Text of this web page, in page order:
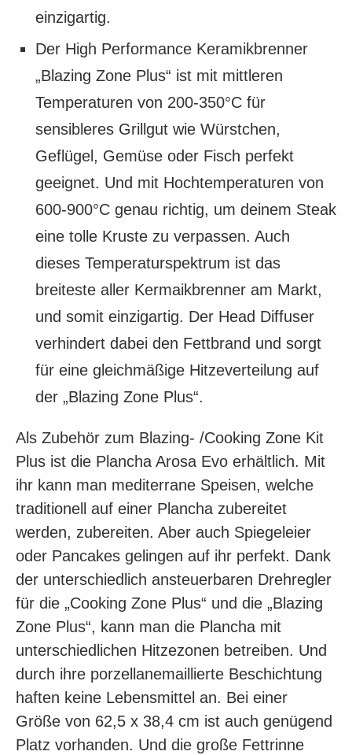
einzigartig.
Der High Performance Keramikbrenner
„Blazing Zone Plus“ ist mit mittleren
Temperaturen von 200-350°C für
sensibleres Grillgut wie Würstchen,
Geflügel, Gemüse oder Fisch perfekt
geeignet. Und mit Hochtemperaturen von
600-900°C genau richtig, um deinem Steak
eine tolle Kruste zu verpassen. Auch
dieses Temperaturspektrum ist das
breiteste aller Kermaikbrenner am Markt,
und somit einzigartig. Der Head Diffuser
verhindert dabei den Fettbrand und sorgt
für eine gleichmäßige Hitzeverteilung auf
der „Blazing Zone Plus“.
Als Zubehör zum Blazing- /Cooking Zone Kit
Plus ist die Plancha Arosa Evo erhältlich. Mit
ihr kann man mediterrane Speisen, welche
traditionell auf einer Plancha zubereitet
werden, zubereiten. Aber auch Spiegeleier
oder Pancakes gelingen auf ihr perfekt. Dank
der unterschiedlich ansteuerbaren Drehregler
für die „Cooking Zone Plus“ und die „Blazing
Zone Plus“, kann man die Plancha mit
unterschiedlichen Hitzezonen betreiben. Und
durch ihre porzellanemaillierte Beschichtung
haften keine Lebensmittel an. Bei einer
Größe von 62,5 x 38,4 cm ist auch genügend
Platz vorhanden. Und die große Fettrinne